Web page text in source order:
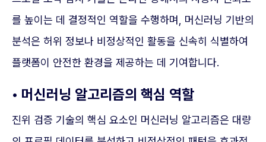
를 높이는 데 결정적인 역할을 수행하며, 머신러닝 기반의
분석은 허위 정보나 비정상적인 활동을 신속히 식별하여
플랫폼이 안전한 환경을 제공하는 데 기여합니다.
• 머신러닝 알고리즘의 핵심 역할
진위 검증 기술의 핵심 요소인 머신러닝 알고리즘은 대량